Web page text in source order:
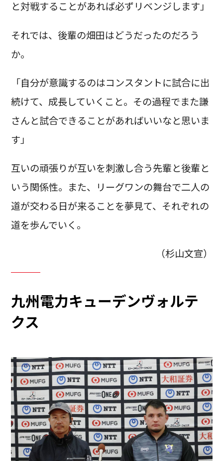
と対戦することがあれば必ずリベンジします」
それでは、後輩の畑田はどうだったのだろう
か。
「自分が意識するのはコンスタントに試合に出
続けて、成長していくこと。その過程でまた謙
さんと試合できることがあればいいなと思いま
す」
互いの頑張りが互いを刺激し合う先輩と後輩と
いう関係性。また、リーグワンの舞台で二人の
道が交わる日が来ることを夢見て、それぞれの
道を歩んでいく。
（杉山文宣）
九州電力キューデンヴォルテ
クス